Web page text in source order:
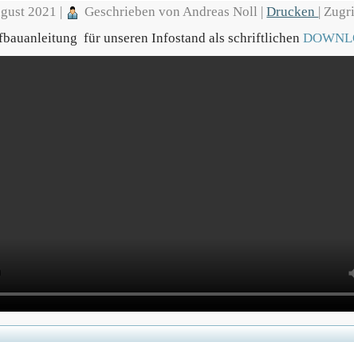
2021 | Geschrieben von Andreas Noll |Drucken |
für unseren Infostand als schriftlichen